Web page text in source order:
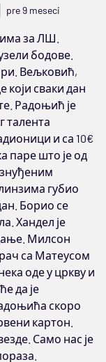
pre 9 meseci
за ЛШ.
бодове.
Вељковић,
сваки дан
Радоњић је
талента
и са 10€
паре што је од
губио
Борио се
Хандел је
Милсон
са Матеусом
оде у цркву и
да је
скоро
картон.
Само нас је